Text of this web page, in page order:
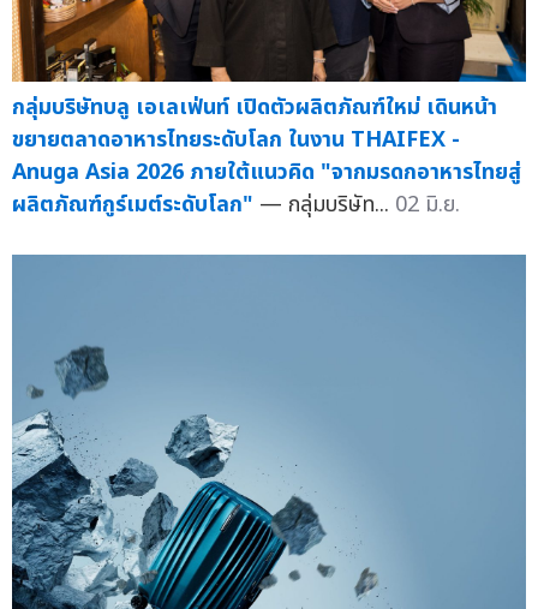
กลุ่มบริษัทบลู เอเลเฟ่นท์ เปิดตัวผลิตภัณฑ์ใหม่ เดินหน้า
ขยายตลาดอาหารไทยระดับโลก ในงาน THAIFEX -
Anuga Asia 2026 ภายใต้แนวคิด "จากมรดกอาหารไทยสู่
ผลิตภัณฑ์กูร์เมต์ระดับโลก" — กลุ่มบริษัท... 02 มิ.ย.